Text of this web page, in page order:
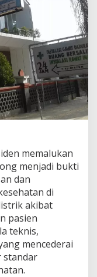
memalukan
menjadi bukti
dan
di
akibat
pasien
teknis,
mencederai
standar